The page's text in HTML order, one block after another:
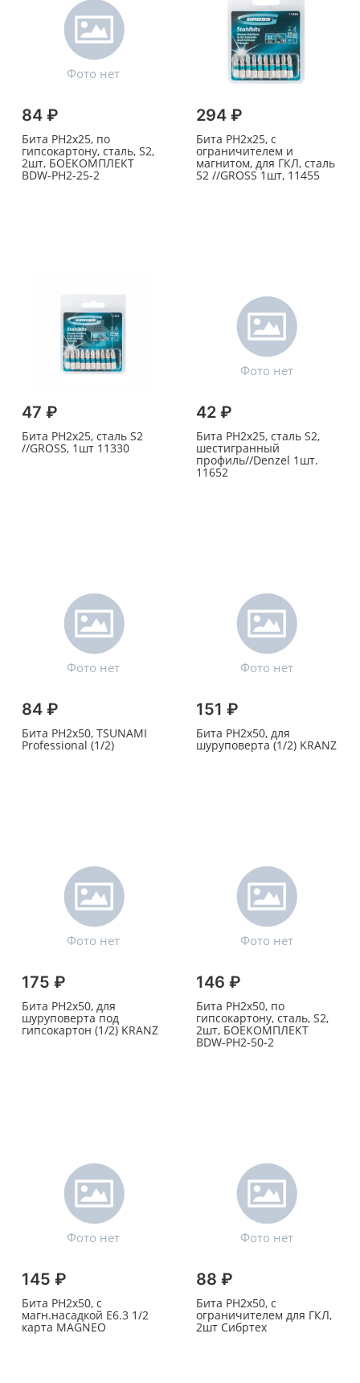
84 ₽
Бита PH2х25, по
гипсокартону, сталь, S2,
2шт, БОЕКОМПЛЕКТ
BDW-PH2-25-2
294 ₽
Бита PH2х25, с
ограничителем и
магнитом, для ГКЛ, сталь
S2 //GROSS 1шт, 11455
47 ₽
Бита PH2х25, сталь S2
//GROSS, 1шт 11330
42 ₽
Бита PH2х25, сталь S2,
шестигранный
профиль//Denzel 1шт.
11652
84 ₽
Бита PH2х50, TSUNAMI
Professional (1/2)
151 ₽
Бита PH2х50, для
шуруповерта (1/2) KRANZ
175 ₽
Бита PH2х50, для
шуруповерта под
гипсокартон (1/2) KRANZ
146 ₽
Бита PH2х50, по
гипсокартону, сталь, S2,
2шт, БОЕКОМПЛЕКТ
BDW-PH2-50-2
145 ₽
Бита PH2х50, с
магн.насадкой E6.3 1/2
карта MAGNEO
88 ₽
Бита PH2х50, с
ограничителем для ГКЛ,
2шт Сибртех